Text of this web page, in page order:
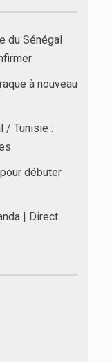
du Sénégal
à nouveau
/ Tunisie :
débuter
| Direct